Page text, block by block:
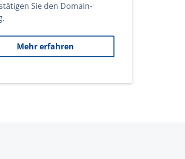
Sie den Domain-
Mehr erfahren